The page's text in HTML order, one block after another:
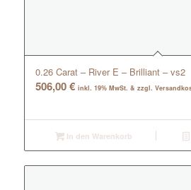
0.26 Carat – River E – Brilliant – vs2
506,00€ inkl. 19% MwSt. & zzgl.
In den Warenkorb